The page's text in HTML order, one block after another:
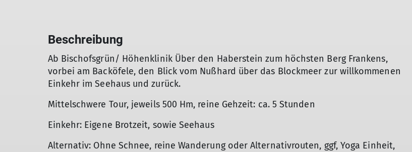
Beschreibung
Ab Bischofsgrün/ Höhenklinik Über den Haberstein zum höchsten Berg Frankens,
vorbei am Backöfele, den Blick vom Nußhard über das Blockmeer zur willkommenen
Einkehr im Seehaus und zurück.
Mittelschwere Tour, jeweils 500 Hm, reine Gehzeit: ca. 5 Stunden
Einkehr: Eigene Brotzeit, sowie Seehaus
Alternativ: Ohne Schnee, reine Wanderung oder Alternativrouten, ggf, Yoga Einheit,